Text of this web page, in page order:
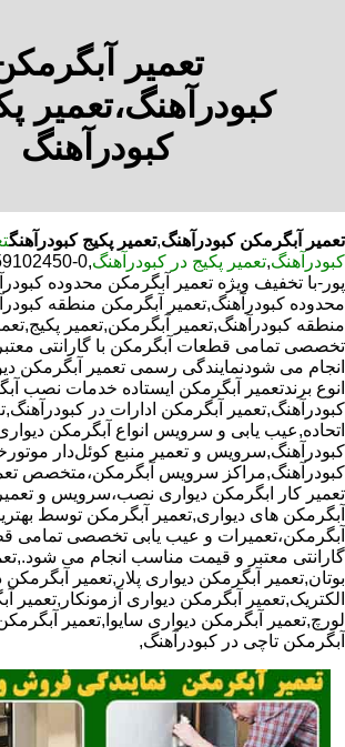
تعمیر
کبودرآهنگ،تعمیر
کبودرآهنگ
تعمیر آبگرمکن کبودرآهنگ,تعمیر پکیج کبودرآهنگ
کبودرآهنگ,تعمیر پکیج در کبودرآهنگ
پور-با تخفیف ویژه تعمیر آبگرمکن محدوده
محدوده کبودرآهنگ,تعمیر آبگرمکن منطقه
منطقه کبودرآهنگ,تعمیر آبگرمکن,تعمیر
تخصصی تمامی قطعات آبگرمکن با گارانتی
انجام می شودنمایندگی رسمی تعمیر آبگرمکن
انوع برندتعمیر آبگرمکن ایستاده خدمات نصب
کبودرآهنگ,تعمیر آبگرمکن ادارات در
اتحاده,عیب یابی و سرویس انواع آبگرمکن
کبودرآهنگ,سرویس و تعمیر منبع کوئل‌دار
کبودرآهنگ,مراکز سرویس آبگرمکن،متخصص
تعمیر کار ابگرمکن دیواری نصب،سرویس و
آبگرمکن های دیواری,تعمیر آبگرمکن توسط
آبگرمکن،تعمیرات و عیب یابی تخصصی تمامی
گارانتی معتبر و قیمت مناسب انجام می
بوتان,تعمیر آبگرمکن دیواری پلار,تعمیر آبگرمکن
الکتریک,تعمیر آبگرمکن دیواری آزمونکار,تعمیر
لورچ,تعمیر آبگرمکن دیواری سایوا,تعمیر
آبگرمکن تاچی در کبودرآهنگ,